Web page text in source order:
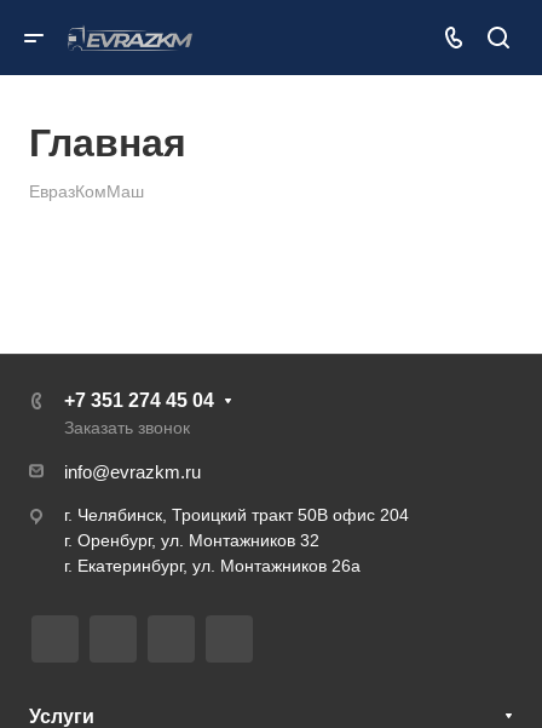
Главная
ЕвразКомМаш
+7 351 274 45 04
Заказать звонок
info@evrazkm.ru
г. Челябинск, Троицкий тракт 50В офис 204
г. Оренбург, ул. Монтажников 32
г. Екатеринбург, ул. Монтажников 26а
Услуги